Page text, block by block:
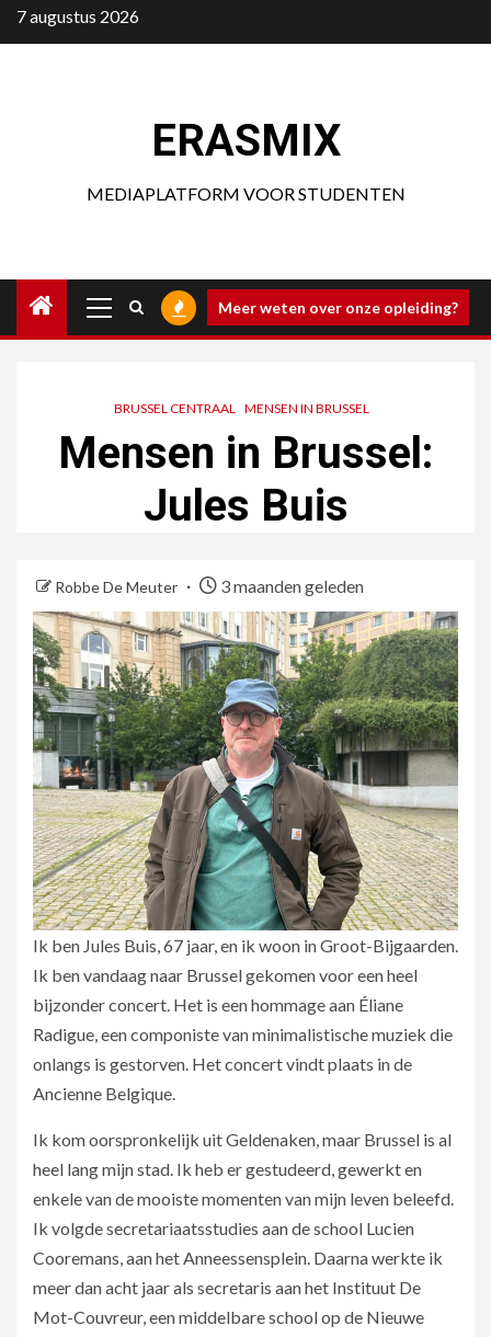
Ga
naar
7 augustus 2026
ERASMIX
MEDIAPLATFORM VOOR STUDENTEN
menu
Meer weten over onze opleiding?
BRUSSEL CENTRAAL MENSEN IN BRUSSEL
Mensen in Brussel:
Jules Buis
Robbe De Meuter 3 maanden geleden
Ik ben Jules Buis, 67 jaar, en ik woon in Groot-Bijgaarden.
Ik ben vandaag naar Brussel gekomen voor een heel
bijzonder concert. Het is een hommage aan Éliane
Radigue, een componiste van minimalistische muziek die
onlangs is gestorven. Het concert vindt plaats in de
Ancienne Belgique.
Ik kom oorspronkelijk uit Geldenaken, maar Brussel is al
heel lang mijn stad. Ik heb er gestudeerd, gewerkt en
enkele van de mooiste momenten van mijn leven beleefd.
Ik volgde secretariaatsstudies aan de school Lucien
Cooremans, aan het Anneessensplein. Daarna werkte ik
meer dan acht jaar als secretaris aan het Instituut De
Mot-Couvreur, een middelbare school op de Nieuwe